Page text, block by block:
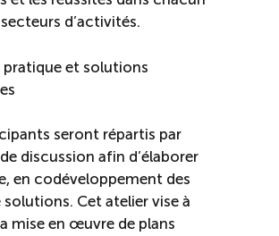
d’activités.
pratique et solutions
seront répartis par
discussion afin d’élaborer
en codéveloppement des
solutions. Cet atelier vise à
mise en œuvre de plans